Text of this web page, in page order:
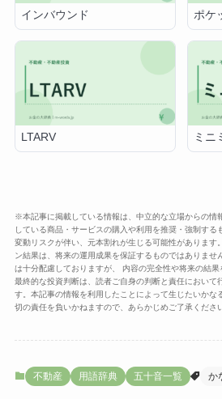
インバウンド ポケ
LTARV ミニ
※本記事に掲載している情報は、中立的な立場からの情
している商品・サービスの購入や利用を推奨・強制する
変動リスクが伴い、元本割れが生じる可能性があります
ン結果は、将来の運用成果を保証するものではありませ
は十分配慮しておりますが、 内容の完全性や将来の結果
最終的な投資判断は、読者ご自身の判断と責任において
す。本記事の情報を利用したことによって生じたいかな
切の責任を負いかねますので、あらかじめご了承くださ
不動産 用語辞典 五十音一覧 か